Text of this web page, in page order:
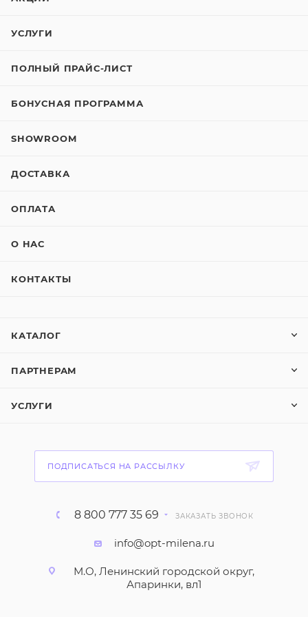
УСЛУГИ
ПОЛНЫЙ ПРАЙС-ЛИСТ
БОНУСНАЯ ПРОГРАММА
SHOWROOM
ДОСТАВКА
ОПЛАТА
О НАС
КОНТАКТЫ
КАТАЛОГ
ПАРТНЕРАМ
УСЛУГИ
ПОДПИСАТЬСЯ НА РАССЫЛКУ
8 800 777 35 69 ЗАКАЗАТЬ ЗВОНОК
info@opt-milena.ru
М.О, Ленинский городской округ,
Апаринки, вл1